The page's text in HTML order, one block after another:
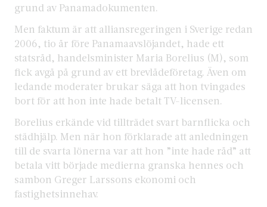
grund av Panamadokumenten.
Men faktum är att alliansregeringen i Sverige redan
2006, tio år före Panamaavslöjandet, hade ett
statsråd, handelsminister Maria Borelius (M), som
fick avgå på grund av ett brevlådeföretag. Även om
ledande moderater brukar säga att hon tvingades
bort för att hon inte hade betalt TV-licensen.
Borelius erkände vid tillträdet svart barnflicka och
städhjälp. Men när hon förklarade att anledningen
till de svarta lönerna var att hon ”inte hade råd” att
betala vitt började medierna granska hennes och
sambon Greger Larssons ekonomi och
fastighetsinnehav.